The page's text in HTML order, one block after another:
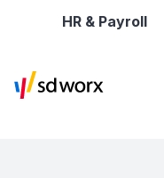
HR & Payroll